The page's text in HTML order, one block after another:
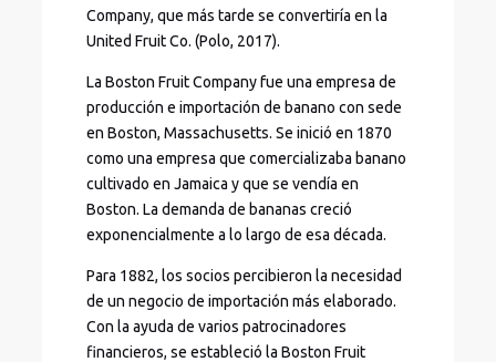
Company, que más tarde se convertiría en la
United Fruit Co. (Polo, 2017).
La Boston Fruit Company fue una empresa de
producción e importación de banano con sede
en Boston, Massachusetts. Se inició en 1870
como una empresa que comercializaba banano
cultivado en Jamaica y que se vendía en
Boston. La demanda de bananas creció
exponencialmente a lo largo de esa década.
Para 1882, los socios percibieron la necesidad
de un negocio de importación más elaborado.
Con la ayuda de varios patrocinadores
financieros, se estableció la Boston Fruit